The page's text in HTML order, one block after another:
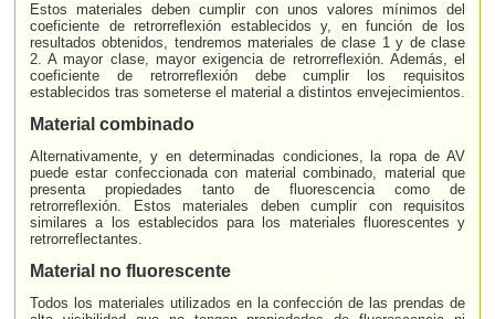
Estos materiales deben cumplir con unos valores mínimos del
coeficiente de retrorreflexión establecidos y, en función de los
resultados obtenidos, tendremos materiales de clase 1 y de clase
2. A mayor clase, mayor exigencia de retrorreflexión. Además, el
coeficiente de retrorreflexión debe cumplir los requisitos
establecidos tras someterse el material a distintos envejecimientos.
Material combinado
Alternativamente, y en determinadas condiciones, la ropa de AV
puede estar confeccionada con material combinado, material que
presenta propiedades tanto de fluorescencia como de
retrorreflexión. Estos materiales deben cumplir con requisitos
similares a los establecidos para los materiales fluorescentes y
retrorreflectantes.
Material no fluorescente
Todos los materiales utilizados en la confección de las prendas de